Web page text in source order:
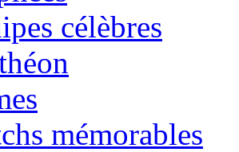
célèbres
mémorables